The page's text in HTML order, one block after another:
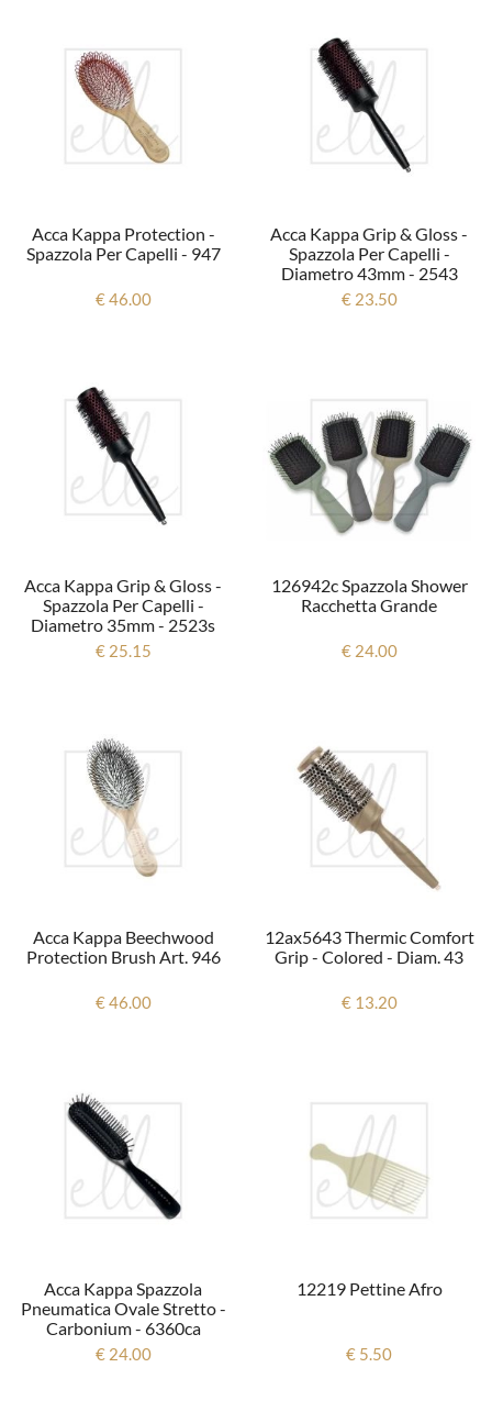
Acca Kappa Protection -
Spazzola Per Capelli - 947
€ 46.00
Acca Kappa Grip & Gloss -
Spazzola Per Capelli -
Diametro 43mm - 2543
€ 23.50
Acca Kappa Grip & Gloss -
Spazzola Per Capelli -
Diametro 35mm - 2523s
€ 25.15
126942c Spazzola Shower
Racchetta Grande
€ 24.00
Acca Kappa Beechwood
Protection Brush Art. 946
€ 46.00
12ax5643 Thermic Comfort
Grip - Colored - Diam. 43
€ 13.20
Acca Kappa Spazzola
Pneumatica Ovale Stretto -
Carbonium - 6360ca
€ 24.00
12219 Pettine Afro
€ 5.50